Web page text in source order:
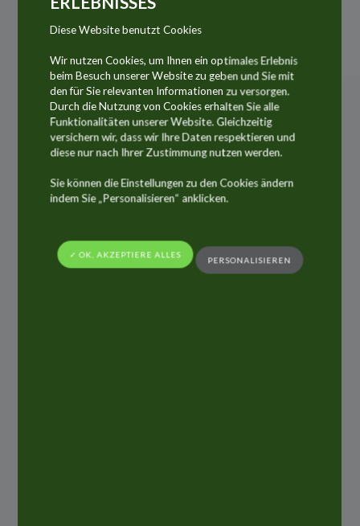
Entdecken Sie die
Schlüsselmärkte der
ALLTUB-Produkte
technische
Lösungen für verschiedene Märkte an.
Diese Website benutzt Cookies
Wir nutzen Cookies, um Ihnen ein optimales Erlebnis
beim Besuch unserer Website zu geben und Sie mit
den für Sie relevanten Informationen zu versorgen.
Durch die Nutzung von Cookies erhalten Sie alle
Funktionalitäten unserer Website. Gleichzeitig
versichern wir, dass wir Ihre Daten respektieren und
diese nur nach Ihrer Zustimmung nutzen werden.
Sie können die Einstellungen zu den Cookies ändern
indem Sie „Personalisieren“ anklicken.
✓ OK, AKZEPTIERE ALLES
PERSONALISIEREN